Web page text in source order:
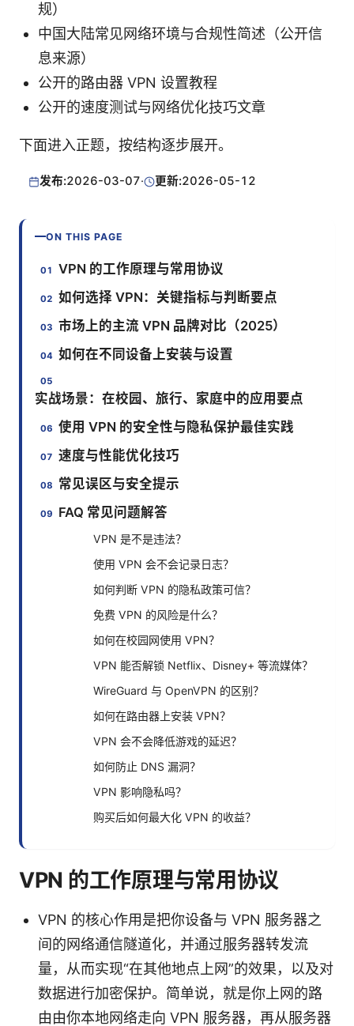
规）
中国大陆常见网络环境与合规性简述（公开信
息来源）
公开的路由器 VPN 设置教程
公开的速度测试与网络优化技巧文章
下面进入正题，按结构逐步展开。
发布:2026-03-07· 更新:2026-05-12
ON THIS PAGE
VPN 的工作原理与常用协议
如何选择 VPN：关键指标与判断要点
市场上的主流 VPN 品牌对比（2025）
如何在不同设备上安装与设置
实战场景：在校园、旅行、家庭中的应用要点
使用 VPN 的安全性与隐私保护最佳实践
速度与性能优化技巧
常见误区与安全提示
FAQ 常见问题解答
VPN 是不是违法？
使用 VPN 会不会记录日志？
如何判断 VPN 的隐私政策可信？
免费 VPN 的风险是什么？
如何在校园网使用 VPN？
VPN 能否解锁 Netflix、Disney+ 等流媒体？
WireGuard 与 OpenVPN 的区别？
如何在路由器上安装 VPN？
VPN 会不会降低游戏的延迟？
如何防止 DNS 漏洞？
VPN 影响隐私吗？
购买后如何最大化 VPN 的收益？
VPN 的工作原理与常用协议
VPN 的核心作用是把你设备与 VPN 服务器之
间的网络通信隧道化，并通过服务器转发流
量，从而实现“在其他地点上网”的效果，以及对
数据进行加密保护。简单说，就是你上网的路
由由你本地网络走向 VPN 服务器，再从服务器